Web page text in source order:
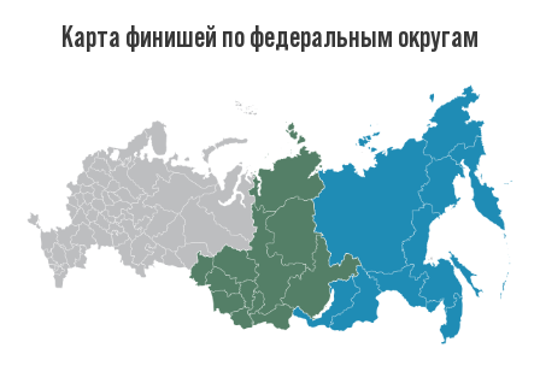
Карта финишей по федеральным округам